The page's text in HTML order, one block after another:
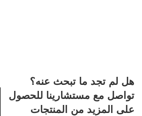
هل لم تجد ما تبحث عنه؟
تواصل مع مستشارينا للحصول
على المزيد من المنتجات